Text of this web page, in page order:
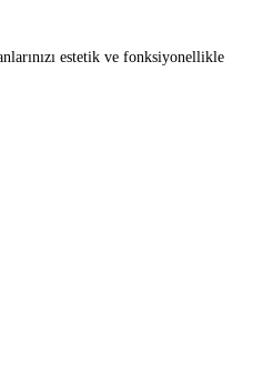
estetik ve fonksiyonellikle